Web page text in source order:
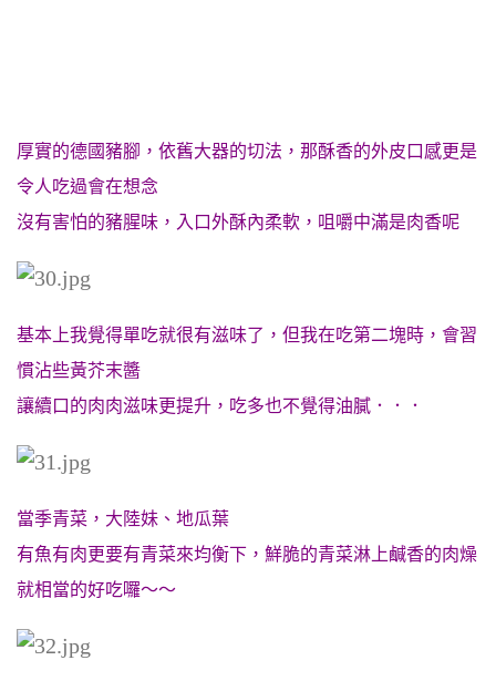
厚實的德國豬腳，依舊大器的切法，那酥香的外皮口感更是
令人吃過會在想念
沒有害怕的豬腥味，入口外酥內柔軟，咀嚼中滿是肉香呢
基本上我覺得單吃就很有滋味了，但我在吃第二塊時，會習
慣沾些黃芥末醬
讓續口的肉肉滋味更提升，吃多也不覺得油膩．．．
當季青菜，大陸妹、地瓜葉
有魚有肉更要有青菜來均衡下，鮮脆的青菜淋上鹹香的肉燥
就相當的好吃囉～～